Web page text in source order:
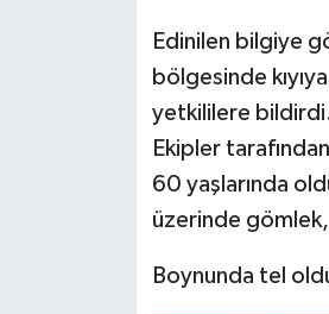
Edinilen bilgiye
bölgesinde
yetkililere
Ekipler
60 yaşlarında
üzerinde
Boynunda tel
EKONOMİ
English News